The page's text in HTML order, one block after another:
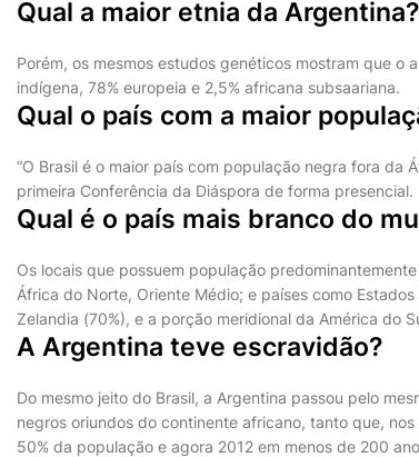
Qual a maior etnia da Argentina?
Porém, os mesmos estudos genéticos mostram que
indígena, 78% europeia e 2,5% africana subsaariana.
Qual o país com a maior
“O Brasil é o maior país com população negra fora da
primeira Conferência da Diáspora de forma presencial.
Qual é o país mais branco do
Os locais que possuem população
África do Norte, Oriente Médio; e países como
Zelandia (70%), e a porção meridional da América do
A Argentina teve escravidão?
Do mesmo jeito do Brasil, a Argentina passou pelo
negros oriundos do continente africano, tanto que,
50% da população e agora 2012 em menos de 200